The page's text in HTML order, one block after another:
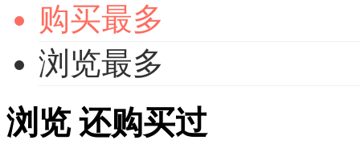
购买最多
浏览最多
浏览 还购买过